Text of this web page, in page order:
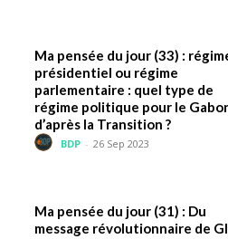
Ma pensée du jour (33) :
présidentiel ou régime
parlementaire : quel type de
régime politique pour le
d’après la Transition ?
BDP - 26 Sep 2023
Ma pensée du jour (31) : Du
message révolutionnaire de